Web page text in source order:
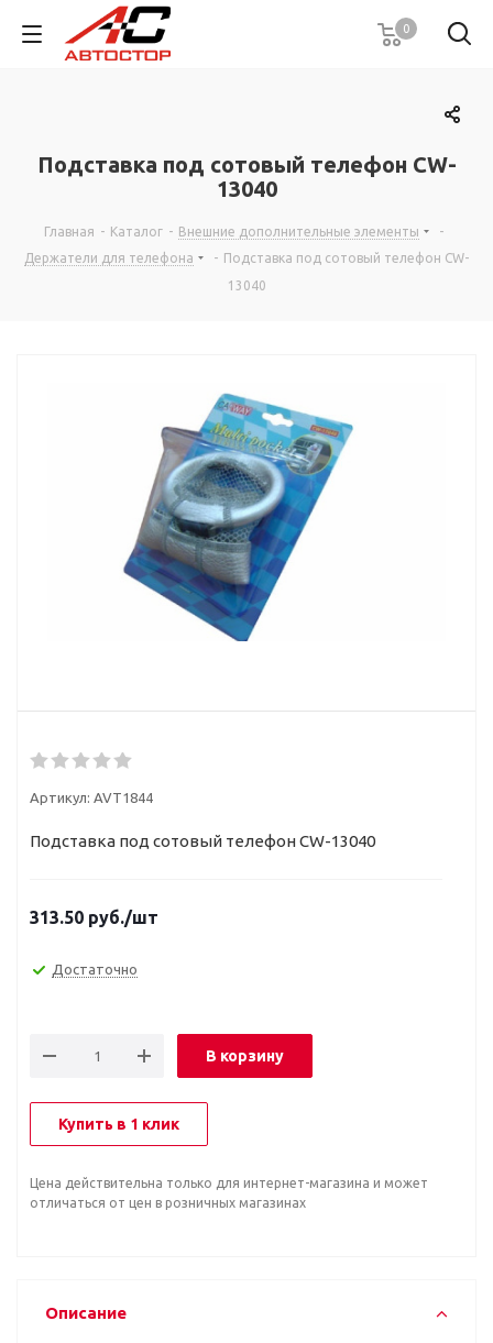
0
Подставка под сотовый телефон CW-
13040
Главная - Каталог - Внешние дополнительные элементы
-
Держатели для телефона
- Подставка под сотовый телефон CW-
13040
Артикул: AVT1844
Подставка под сотовый телефон CW-13040
313.50 руб./шт
Достаточно
В корзину
Купить в 1 клик
Цена действительна только для интернет-магазина и может
отличаться от цен в розничных магазинах
Описание